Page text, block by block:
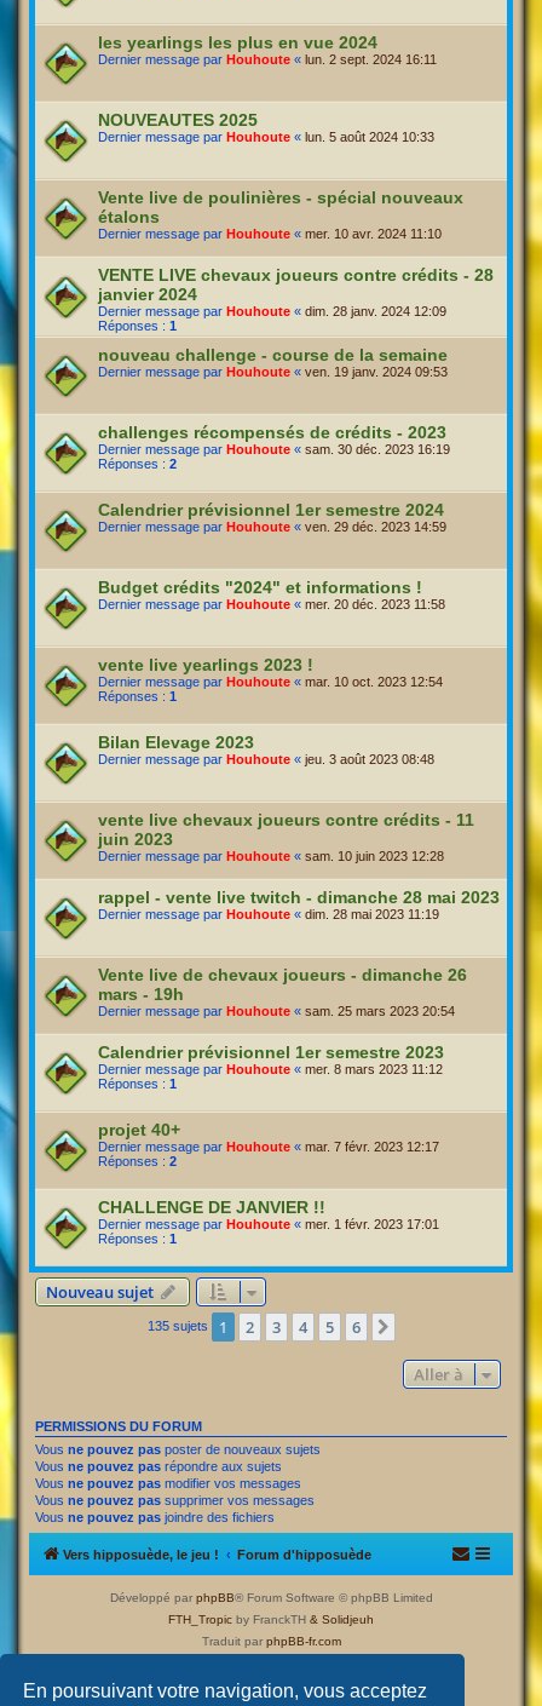
En poursuivant votre navigation, vous acceptez
les yearlings les plus en vue 2024
Dernier message par Houhoute « lun. 2 sept. 2024 16:11
NOUVEAUTES 2025
Dernier message par Houhoute « lun. 5 août 2024 10:33
Vente live de poulinières - spécial nouveaux
étalons
Dernier message par Houhoute « mer. 10 avr. 2024 11:10
VENTE LIVE chevaux joueurs contre crédits - 28
janvier 2024
Dernier message par Houhoute « dim. 28 janv. 2024 12:09
Réponses : 1
nouveau challenge - course de la semaine
Dernier message par Houhoute « ven. 19 janv. 2024 09:53
challenges récompensés de crédits - 2023
Dernier message par Houhoute « sam. 30 déc. 2023 16:19
Réponses : 2
Calendrier prévisionnel 1er semestre 2024
Dernier message par Houhoute « ven. 29 déc. 2023 14:59
Budget crédits "2024" et informations !
Dernier message par Houhoute « mer. 20 déc. 2023 11:58
vente live yearlings 2023 !
Dernier message par Houhoute « mar. 10 oct. 2023 12:54
Réponses : 1
Bilan Elevage 2023
Dernier message par Houhoute « jeu. 3 août 2023 08:48
vente live chevaux joueurs contre crédits - 11
juin 2023
Dernier message par Houhoute « sam. 10 juin 2023 12:28
rappel - vente live twitch - dimanche 28 mai 2023
Dernier message par Houhoute « dim. 28 mai 2023 11:19
Vente live de chevaux joueurs - dimanche 26
mars - 19h
Dernier message par Houhoute « sam. 25 mars 2023 20:54
Calendrier prévisionnel 1er semestre 2023
Dernier message par Houhoute « mer. 8 mars 2023 11:12
Réponses : 1
projet 40+
Dernier message par Houhoute « mar. 7 févr. 2023 12:17
Réponses : 2
CHALLENGE DE JANVIER !!
Dernier message par Houhoute « mer. 1 févr. 2023 17:01
Réponses : 1
Nouveau sujet
135 sujets 1 2 3 4 5 6
Aller à
PERMISSIONS DU FORUM
Vous ne pouvez pas poster de nouveaux sujets
Vous ne pouvez pas répondre aux sujets
Vous ne pouvez pas modifier vos messages
Vous ne pouvez pas supprimer vos messages
Vous ne pouvez pas joindre des fichiers
Vers hipposuède, le jeu ! Forum d'hipposuède
Développé par phpBB® Forum Software © phpBB Limited
FTH_Tropic by FranckTH & Solidjeuh
Traduit par phpBB-fr.com